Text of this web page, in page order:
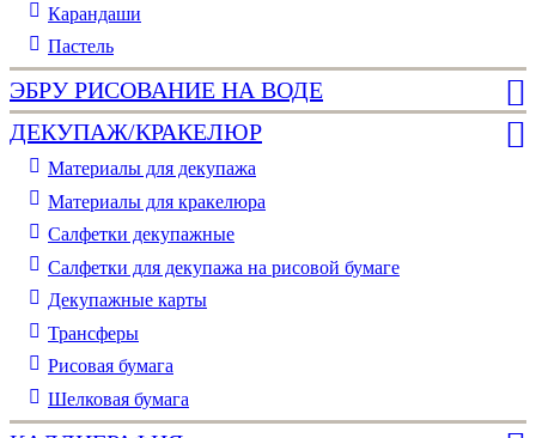
Карандаши
Пастель
ЭБРУ РИСОВАНИЕ НА ВОДЕ
ДЕКУПАЖ/КРАКЕЛЮР
Материалы для декупажа
Материалы для кракелюра
Cалфетки декупажные
Салфетки для декупажа на рисовой бумаге
Декупажные карты
Трансферы
Рисовая бумага
Шелковая бумага